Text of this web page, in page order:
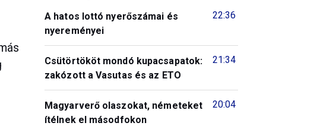
22:36
A hatos lottó nyerőszámai és
nyereményei
21:34
Csütörtököt mondó kupacsapatok:
zakózott a Vasutas és az ETO
20:04
Magyarverő olaszokat, németeket
ítélnek el másodfokon